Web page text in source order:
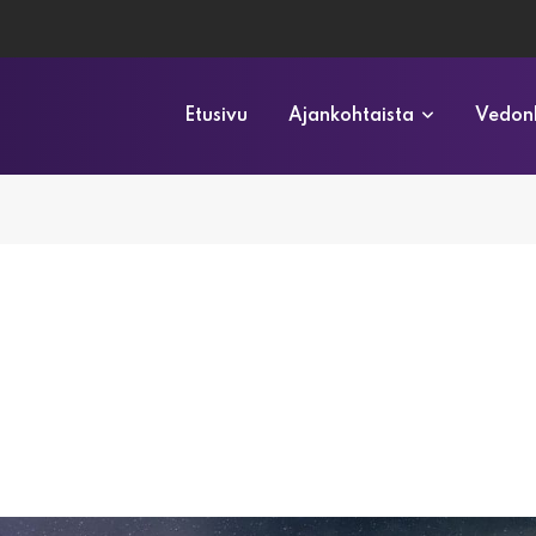
Etusivu Ajankohtaista